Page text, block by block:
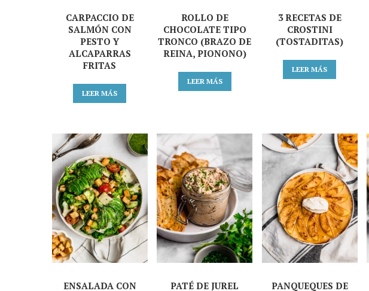
CARPACCIO DE
SALMÓN CON
PESTO Y
ALCAPARRAS
FRITAS
LEER MÁS
ROLLO DE
CHOCOLATE TIPO
TRONCO (BRAZO DE
REINA, PIONONO)
LEER MÁS
3 RECETAS DE
CROSTINI
(TOSTADITAS)
LEER MÁS
ENSALADA CON
PATÉ DE JUREL
PANQUEQUES DE